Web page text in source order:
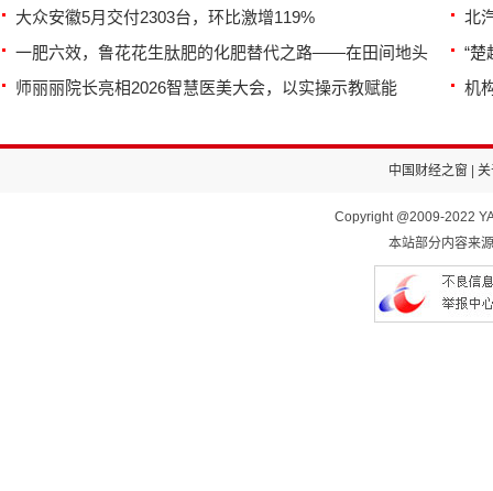
大众安徽5月交付2303台，环比激增119%
北
一肥六效，鲁花花生肽肥的化肥替代之路——在田间地头
“楚
师丽丽院长亮相2026智慧医美大会，以实操示教赋能
机
中国财经之窗 | 关
Copyright @2009-2022
本站部分内容来